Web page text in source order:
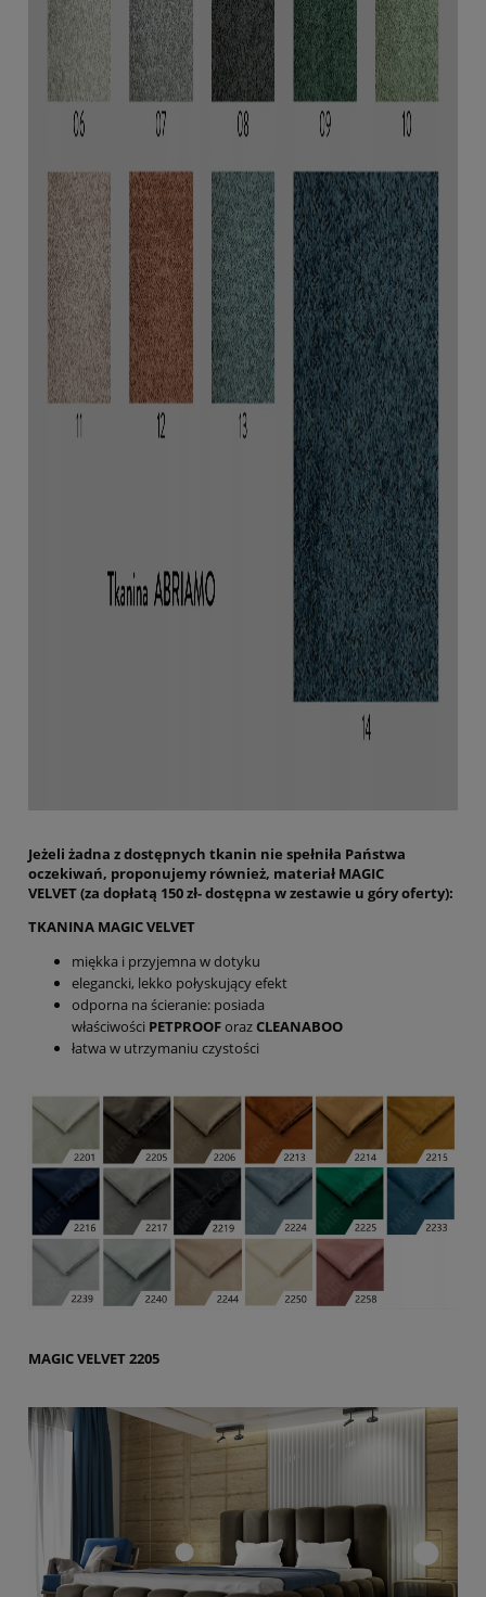
Jeżeli żadna z dostępnych tkanin nie spełniła Państwa
oczekiwań, proponujemy również, materiał MAGIC
VELVET (za dopłatą 150 zł- dostępna w zestawie u góry oferty):
TKANINA MAGIC VELVET
miękka i przyjemna w dotyku
elegancki, lekko połyskujący efekt
odporna na ścieranie: posiada
właściwości PETPROOForazCLEANABOO
łatwa w utrzymaniu czystości
MAGIC VELVET 2205